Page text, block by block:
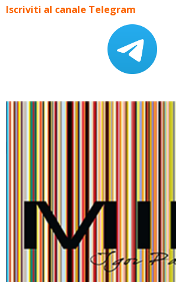
Iscriviti al canale Telegram